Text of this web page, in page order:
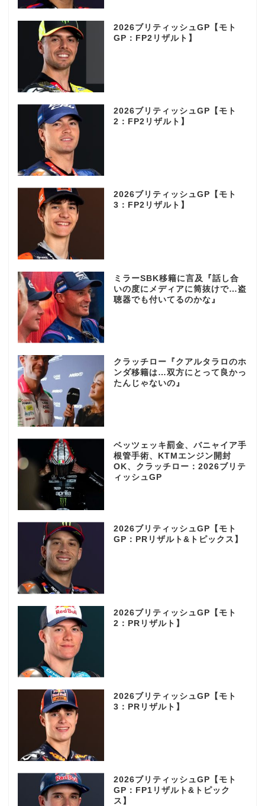
2026ブリティッシュGP【モト
GP：FP2リザルト】
2026ブリティッシュGP【モト
2：FP2リザルト】
2026ブリティッシュGP【モト
3：FP2リザルト】
ミラーSBK移籍に言及『話し合
いの度にメディアに筒抜けで…盗
聴器でも付いてるのかな』
クラッチロー『クアルタラロのホ
ンダ移籍は…双方にとって良かっ
たんじゃないの』
ベッツェッキ罰金、バニャイア手
根管手術、KTMエンジン開封
OK、クラッチロー：2026ブリテ
ィッシュGP
2026ブリティッシュGP【モト
GP：PRリザルト&トピックス】
2026ブリティッシュGP【モト
2：PRリザルト】
2026ブリティッシュGP【モト
3：PRリザルト】
2026ブリティッシュGP【モト
GP：FP1リザルト&トピック
ス】